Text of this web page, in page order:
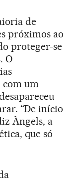
de
próximos ao
proteger-se
O
com um
“De início
Àngels, a
que só